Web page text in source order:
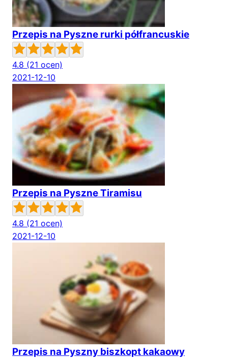
Przepis na Pyszne rurki półfrancuskie
4.8 (21 ocen)
2021-12-10
Przepis na Pyszne Tiramisu
4.8 (21 ocen)
2021-12-10
Przepis na Pyszny biszkopt kakaowy